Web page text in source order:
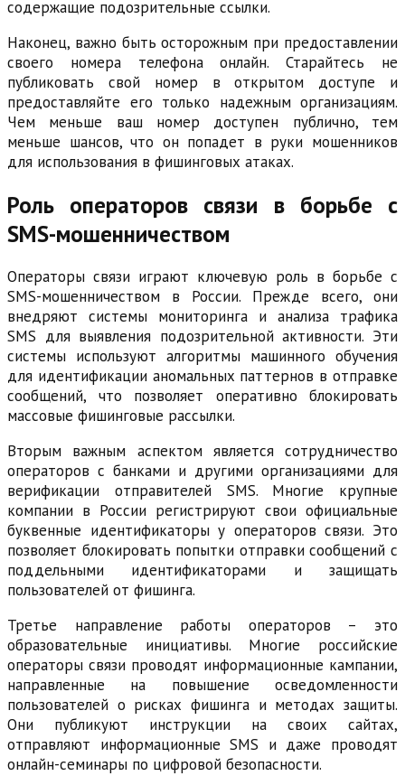
содержащие подозрительные ссылки.
Наконец, важно быть осторожным при предоставлении
своего номера телефона онлайн. Старайтесь не
публиковать свой номер в открытом доступе и
предоставляйте его только надежным организациям.
Чем меньше ваш номер доступен публично, тем
меньше шансов, что он попадет в руки мошенников
для использования в фишинговых атаках.
Роль операторов связи в борьбе с
SMS-мошенничеством
Операторы связи играют ключевую роль в борьбе с
SMS-мошенничеством в России. Прежде всего, они
внедряют системы мониторинга и анализа трафика
SMS для выявления подозрительной активности. Эти
системы используют алгоритмы машинного обучения
для идентификации аномальных паттернов в отправке
сообщений, что позволяет оперативно блокировать
массовые фишинговые рассылки.
Вторым важным аспектом является сотрудничество
операторов с банками и другими организациями для
верификации отправителей SMS. Многие крупные
компании в России регистрируют свои официальные
буквенные идентификаторы у операторов связи. Это
позволяет блокировать попытки отправки сообщений с
поддельными идентификаторами и защищать
пользователей от фишинга.
Третье направление работы операторов – это
образовательные инициативы. Многие российские
операторы связи проводят информационные кампании,
направленные на повышение осведомленности
пользователей о рисках фишинга и методах защиты.
Они публикуют инструкции на своих сайтах,
отправляют информационные SMS и даже проводят
онлайн-семинары по цифровой безопасности.